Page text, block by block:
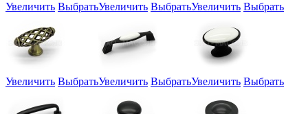
Увеличить ВыбратьУвеличить ВыбратьУвеличить Выбрать
Увеличить ВыбратьУвеличить ВыбратьУвеличить Выбрать